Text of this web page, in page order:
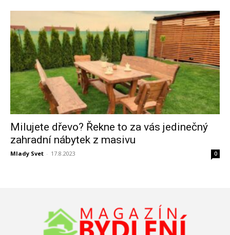
Milujete dřevo? Řekne to za vás jedinečný
zahradní nábytek z masivu
Mlady Svet - 17.8.2023 0